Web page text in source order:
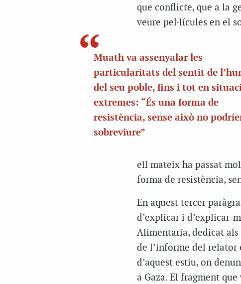
que conflicte, que a la
veure pel·lícules en el
Muath va assenyalar les
particularitats del sentit de
del seu poble, fins i tot en
extremes: “És una forma de
resistència, sense això no
sobreviure”
ell mateix ha passat
forma de resistència,
En aquest tercer
d’explicar i d’explicar-
Alimentaria, dedicat
de l’informe del relator
d’aquest estiu, on
a Gaza. El fragment